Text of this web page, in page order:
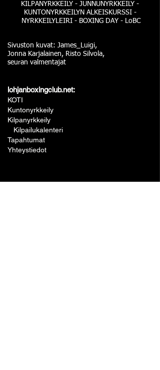
KILPANYRKKEILY - JUNNUNYRKKEILY -
KUNTONYRKKEILYN ALKEISKURSSI -
NYRKKEILYLEIRI - BOXING DAY - LoBC
Sivuston kuvat: James_Luigi,
Jonna Karjalainen, Risto Silvola,
seuran valmentajat
lohjanboxingclub.net:
KOTI
Kuntonyrkkeily
Kilpanyrkkeily
Kilpailukalenteri
Tapahtumat
Yhteystiedot